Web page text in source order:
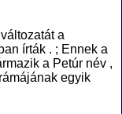
a
írták . ; Ennek a
a Petúr név ,
egyik